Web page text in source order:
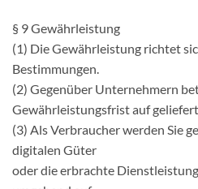
§ 9 Gewährleistung
(1) Die Gewährleistung richtet
Bestimmungen.
(2) Gegenüber Unternehmern
Gewährleistungsfrist auf
(3) Als Verbraucher werden Sie
digitalen Güter
oder die erbrachte